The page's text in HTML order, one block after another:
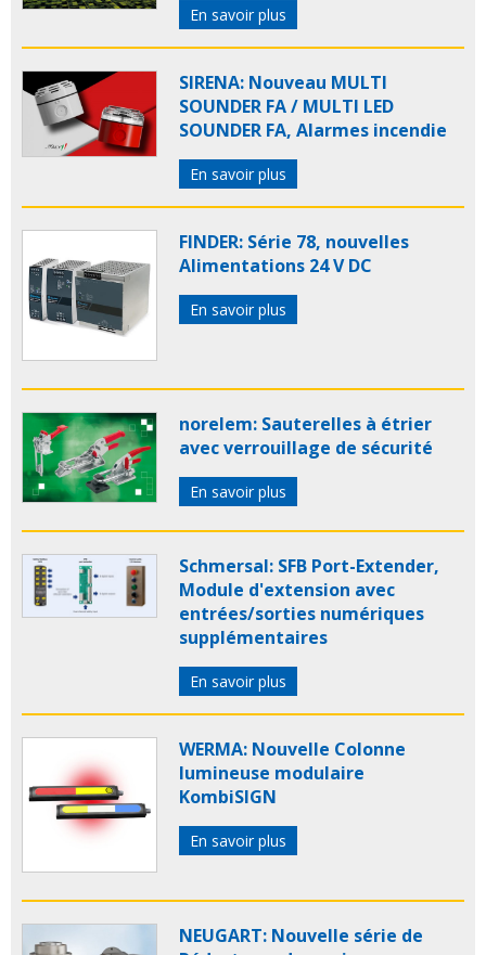
En savoir plus
SIRENA: Nouveau MULTI
SOUNDER FA / MULTI LED
SOUNDER FA, Alarmes incendie
En savoir plus
FINDER: Série 78, nouvelles
Alimentations 24 V DC
En savoir plus
norelem: Sauterelles à étrier
avec verrouillage de sécurité
En savoir plus
Schmersal: SFB Port-Extender,
Module d'extension avec
entrées/sorties numériques
supplémentaires
En savoir plus
WERMA: Nouvelle Colonne
lumineuse modulaire
KombiSIGN
En savoir plus
NEUGART: Nouvelle série de